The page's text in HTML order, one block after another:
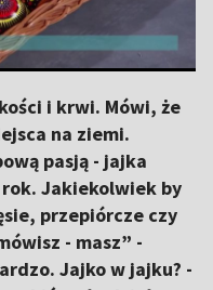
i krwi. Mówi, że
na ziemi.
pasją - jajka
rok. Jakiekolwiek by
przepiórcze czy
- masz” -
Jajko w jajku? -